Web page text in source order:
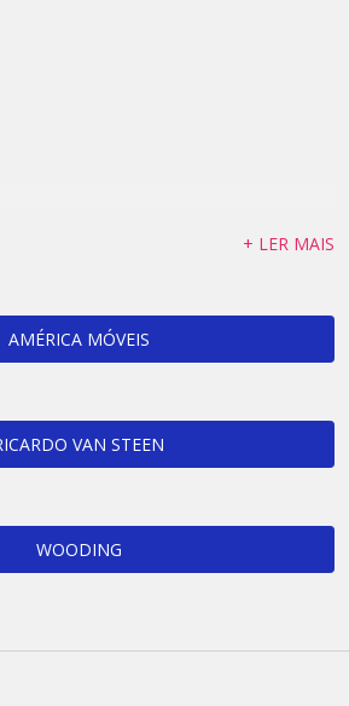
+ LER MAIS
AMÉRICA MÓVEIS
VAN STEEN
WOODING